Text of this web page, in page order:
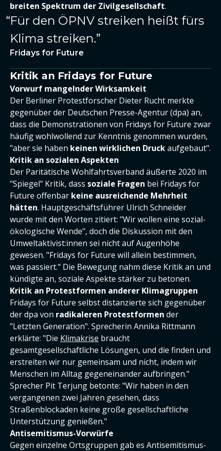
breiten Spektrum der Zivilgesellschaft.
Für den ÖPNV streiken heißt fürs
Klima streiken.
Fridays for Future
Kritik an Fridays for Future
Vorwurf mangelnder Wirksamkeit
Der Berliner Protestforscher Dieter Rucht merkte
gegenüber der Deutschen Presse-Agentur (dpa) an,
dass die Demonstrationen von Fridays for Future zwar
häufig wohlwollend zur Kenntnis genommen wurden,
"aber sie haben keinen wirklichen Druckaufgebaut".
Kritik an sozialen Aspekten
Der Paritätische Wohlfahrtsverband äußerte 2020 im
"Spiegel" Kritik, dass soziale Fragen bei Fridays for
Future offenbar keine ausreichende Mehrheit
hätten. Hauptgeschäftsführer Ulrich Schneider
wurde mit den Worten zitiert: "Wir wollen eine sozial-
ökologische Wende", doch die Diskussion mit den
Umweltaktivist:innen sei nicht auf Augenhöhe
gewesen. "Fridays for Future will allein bestimmen,
was passiert." Die Bewegung nahm diese Kritik an und
kündigte an, soziale Aspekte stärker zu betonen.
Kritik an Protestformen anderer Klimagruppen
Fridays for Future selbst distanzierte sich gegenüber
der dpa von radikaleren Protestformen der
"Letzten Generation". Sprecherin Annika Rittmann
erklärte: "Die Klimakrise braucht
gesamtgesellschaftliche Lösungen, und die finden und
erstreiten wir nur gemeinsam und nicht, indem wir
Menschen im Alltag gegeneinander aufbringen."
Sprecher Pit Terjung betonte: "Wir haben in den
vergangenen zwei Jahren gesehen, dass
Straßenblockaden keine große gesellschaftliche
Unterstützung genießen."
Antisemitismus-Vorwürfe
Gegen einzelne Ortsgruppen gab es Antisemitismus-